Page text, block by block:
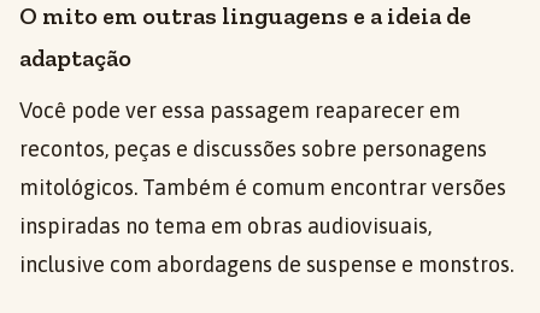
O mito em outras linguagens e a ideia de
adaptação
Você pode ver essa passagem reaparecer em
recontos, peças e discussões sobre personagens
mitológicos. Também é comum encontrar versões
inspiradas no tema em obras audiovisuais,
inclusive com abordagens de suspense e monstros.